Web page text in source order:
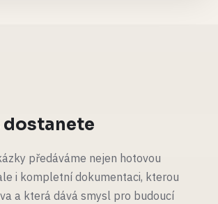
dostanete
předáváme nejen hotovou
i kompletní dokumentaci, kterou
a která dává smysl pro budoucí